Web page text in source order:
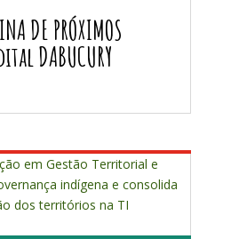
DE PRÓXIMOS
DABUCURY